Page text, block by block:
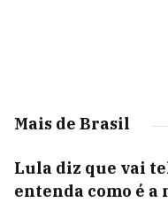
Mais de Brasil
Lula diz que vai
entenda como é a